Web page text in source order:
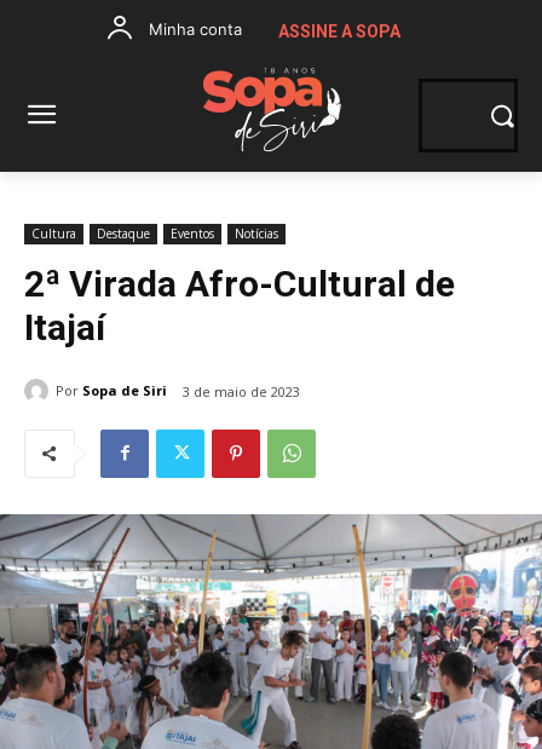
Minha conta ASSINE A SOPA
Cultura Destaque Eventos Notícias
2ª Virada Afro-Cultural de
Itajaí
Por Sopa de Siri 3 de maio de 2023